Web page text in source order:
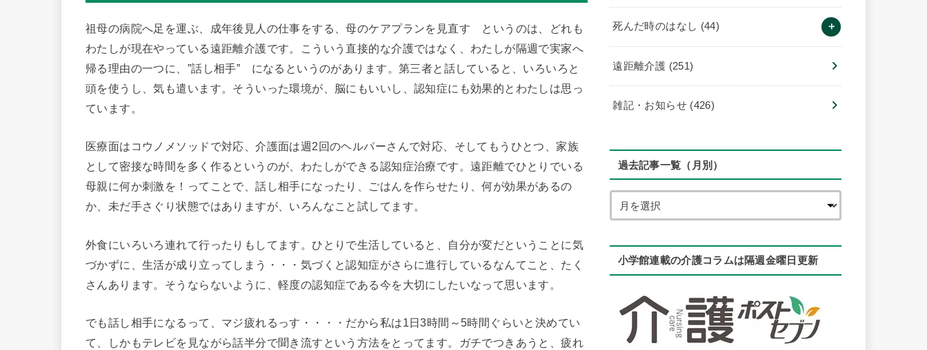
祖母の病院へ足を運ぶ、成年後見人の仕事をする、母のケアプランを見直す というのは、どれも
わたしが現在やっている遠距離介護です。こういう直接的な介護ではなく、わたしが隔週で実家へ
帰る理由の一つに、”話し相手” になるというのがあります。第三者と話していると、いろいろと
頭を使うし、気も遣います。そういった環境が、脳にもいいし、認知症にも効果的とわたしは思っ
ています。
医療面はコウノメソッドで対応、介護面は週2回のヘルパーさんで対応、そしてもうひとつ、家族
として密接な時間を多く作るというのが、わたしができる認知症治療です。遠距離でひとりでいる
母親に何か刺激を！ってことで、話し相手になったり、ごはんを作らせたり、何が効果があるの
か、未だ手さぐり状態ではありますが、いろんなこと試してます。
外食にいろいろ連れて行ったりもしてます。ひとりで生活していると、自分が変だということに気
づかずに、生活が成り立ってしまう・・・気づくと認知症がさらに進行しているなんてこと、たく
さんあります。そうならないように、軽度の認知症である今を大切にしたいなって思います。
でも話し相手になるって、マジ疲れるっす・・・・だから私は1日3時間～5時間ぐらいと決めてい
て、しかもテレビを見ながら話半分で聞き流すという方法をとってます。ガチでつきあうと、疲れ
死んだ時のはなし (44)
遠距離介護 (251)
雑記・お知らせ (426)
過去記事一覧（月別）
小学館連載の介護コラムは隔週金曜日更新